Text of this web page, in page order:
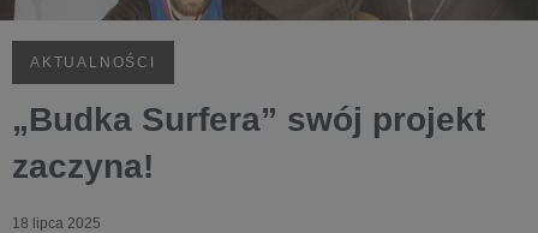
AKTUALNOŚCI
„Budka Surfera” swój projekt
zaczyna!
18 lipca 2025